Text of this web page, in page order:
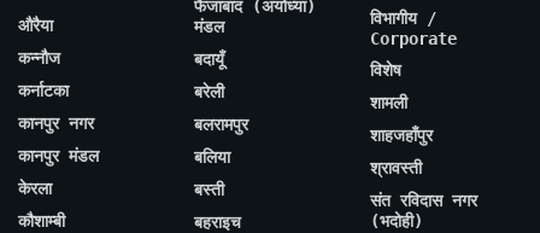
औरैया
कन्नौज
कर्नाटका
कानपुर नगर
कानपुर मंडल
केरला
कौशाम्बी
फैजाबाद (अयोध्या)
मंडल
बदायूँ
बरेली
बलरामपुर
बलिया
बस्ती
बहराइच
विभागीय /
Corporate
विशेष
शामली
शाहजहाँपुर
श्रावस्ती
संत रविदास नगर
(भदोही)